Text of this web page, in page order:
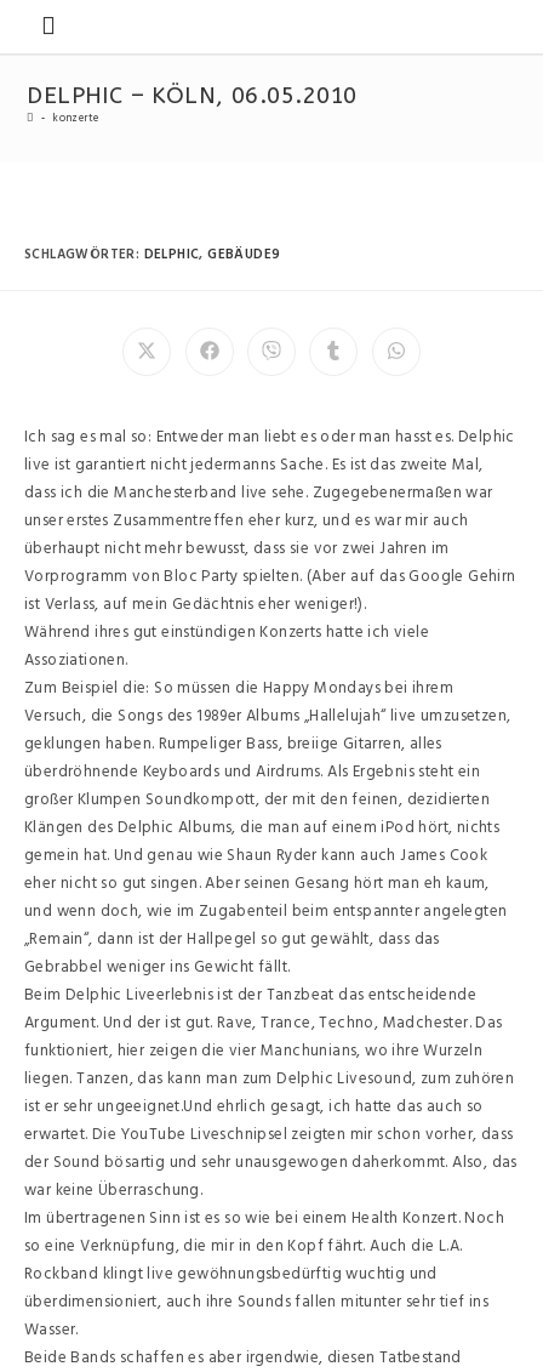
DELPHIC – KÖLN, 06.05.2010
- konzerte
SCHLAGWÖRTER: DELPHIC, GEBÄUDE9
Ich sag es mal so: Entweder man liebt es oder man hasst es. Delphic
live ist garantiert nicht jedermanns Sache. Es ist das zweite Mal,
dass ich die Manchesterband live sehe. Zugegebenermaßen war
unser erstes Zusammentreffen eher kurz, und es war mir auch
überhaupt nicht mehr bewusst, dass sie vor zwei Jahren im
Vorprogramm von Bloc Party spielten. (Aber auf das Google Gehirn
ist Verlass, auf mein Gedächtnis eher weniger!).
Während ihres gut einstündigen Konzerts hatte ich viele
Assoziationen.
Zum Beispiel die: So müssen die Happy Mondays bei ihrem
Versuch, die Songs des 1989er Albums „Hallelujah“ live umzusetzen,
geklungen haben. Rumpeliger Bass, breiige Gitarren, alles
überdröhnende Keyboards und Airdrums. Als Ergebnis steht ein
großer Klumpen Soundkompott, der mit den feinen, dezidierten
Klängen des Delphic Albums, die man auf einem iPod hört, nichts
gemein hat. Und genau wie Shaun Ryder kann auch James Cook
eher nicht so gut singen. Aber seinen Gesang hört man eh kaum,
und wenn doch, wie im Zugabenteil beim entspannter angelegten
„Remain“, dann ist der Hallpegel so gut gewählt, dass das
Gebrabbel weniger ins Gewicht fällt.
Beim Delphic Liveerlebnis ist der Tanzbeat das entscheidende
Argument. Und der ist gut. Rave, Trance, Techno, Madchester. Das
funktioniert, hier zeigen die vier Manchunians, wo ihre Wurzeln
liegen. Tanzen, das kann man zum Delphic Livesound, zum zuhören
ist er sehr ungeeignet.Und ehrlich gesagt, ich hatte das auch so
erwartet. Die YouTube Liveschnipsel zeigten mir schon vorher, dass
der Sound bösartig und sehr unausgewogen daherkommt. Also, das
war keine Überraschung.
Im übertragenen Sinn ist es so wie bei einem Health Konzert. Noch
so eine Verknüpfung, die mir in den Kopf fährt. Auch die L.A.
Rockband klingt live gewöhnungsbedürftig wuchtig und
überdimensioniert, auch ihre Sounds fallen mitunter sehr tief ins
Wasser.
Beide Bands schaffen es aber irgendwie, diesen Tatbestand